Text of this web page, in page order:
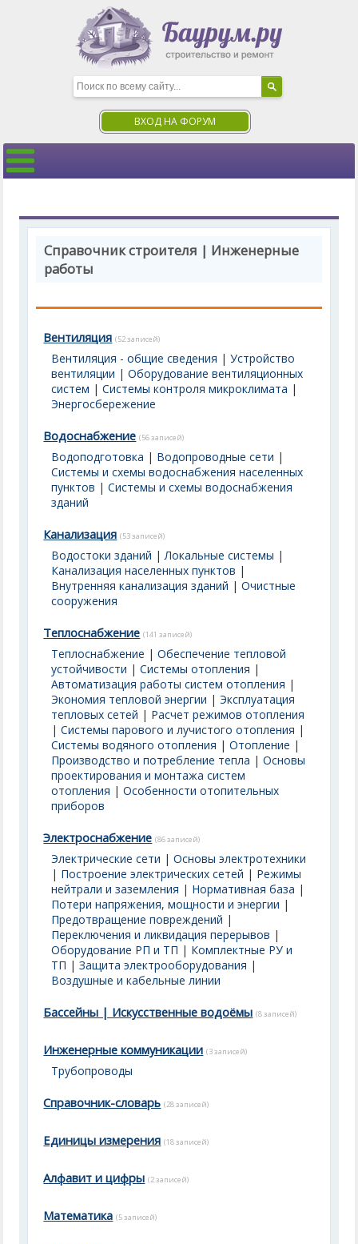
ВХОД НА ФОРУМ
Справочник строителя | Инженерные
работы
Вентиляция (52 записей)
Вентиляция - общие сведения |Устройство
вентиляции |Оборудование вентиляционных
систем |Системы контроля микроклимата |
Энергосбережение
Водоснабжение (56 записей)
Водоподготовка | Водопроводные сети |
Системы и схемы водоснабжения населенных
пунктов |Системы и схемы водоснабжения
зданий
Канализация (53 записей)
Водостоки зданий |Локальные системы |
Канализация населенных пунктов |
Внутренняя канализация зданий |Очистные
сооружения
Теплоснабжение (141 записей)
Теплоснабжение |Обеспечение тепловой
устойчивости |Системы отопления |
Автоматизация работы систем отопления |
Экономия тепловой энергии |Эксплуатация
тепловых сетей | Расчет режимов отопления
|Системы парового и лучистого отопления |
Системы водяного отопления |Отопление |
Производство и потребление тепла |Основы
проектирования и монтажа систем
отопления |Особенности отопительных
приборов
Электроснабжение (86 записей)
Электрические сети |Основы электротехники
| Построение электрических сетей | Режимы
нейтрали и заземления | Нормативная база |
Потери напряжения, мощности и энергии |
Предотвращение повреждений |
Переключения и ликвидация перерывов |
Оборудование РП и ТП | Комплектные РУ и
ТП |Защита электрооборудования |
Воздушные и кабельные линии
Бассейны | Искусственные водоёмы (8 записей)
Инженерные коммуникации (3 записей)
Трубопроводы
Справочник-словарь (28 записей)
Единицы измерения (18 записей)
Алфавит и цифры (2 записей)
Математика (5 записей)